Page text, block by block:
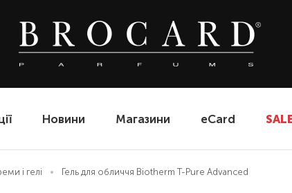
Новини Магазини eCard
і гелі Гель для обличчя Biotherm T-Pure Advanced